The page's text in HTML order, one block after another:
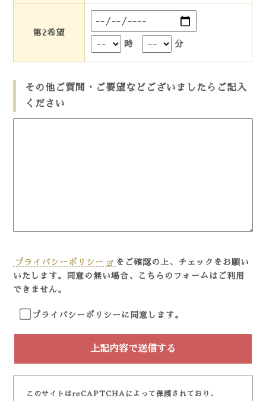
第2希望
時
分
その他ご質問・ご要望などございましたらご記入
ください
プライバシーポリシー
をご確認の上、チェックをお願い
いたします。
同意の無い場合、こちらのフォームはご利用
できません。
プライバシーポリシーに同意します。
このサイトはreCAPTCHAによって保護されており、